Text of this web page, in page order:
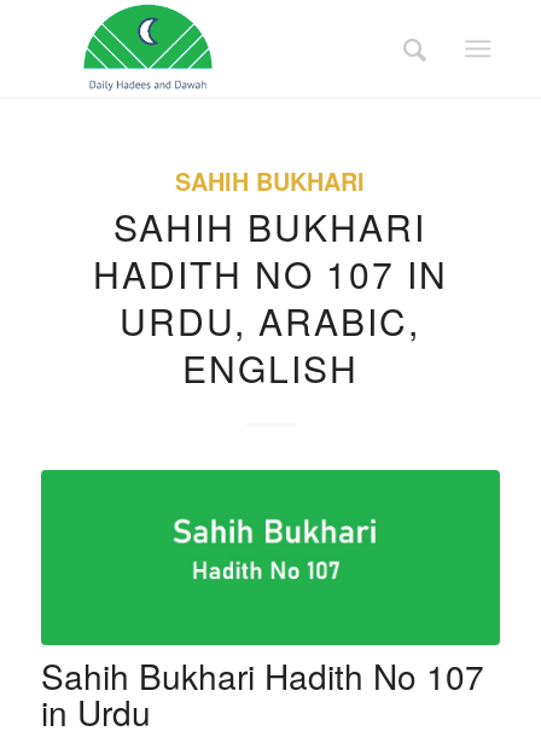
SAHIH BUKHARI
SAHIH BUKHARI
HADITH NO 107 IN
URDU, ARABIC,
ENGLISH
Sahih Bukhari Hadith No 107
in Urdu